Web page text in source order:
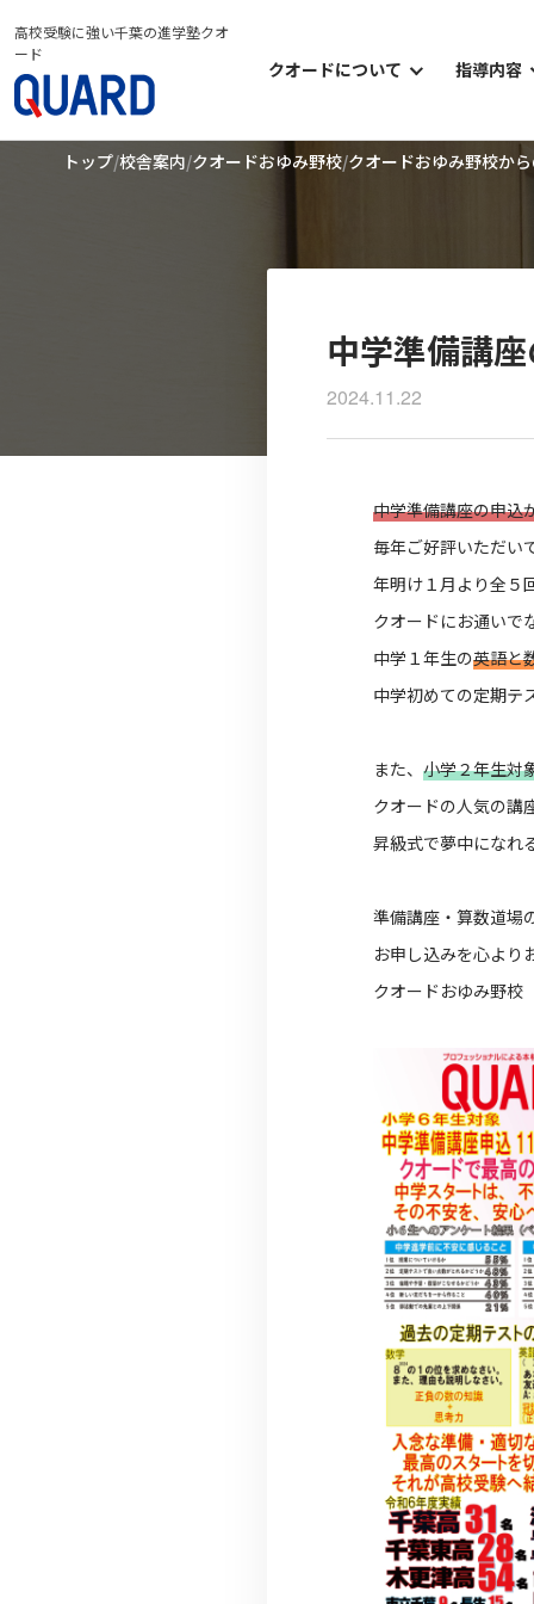
高校受験に強い千葉の進学塾クオ
ード
クオードについて
クオードについて
指導内容
小学部
トップ 校舎案内 クオードおゆみ野校 クオードおゆみ野校か
中学準備講
2024.11.22
中学準備講座の申込
毎年ご好評いただい
年明け１月より全５
クオードにお通いで
中学１年生の英語と
中学初めての定期テ
また、 小学２年生対
クオードの人気の講
昇級式で夢中になれ
準備講座・算数道場
お申し込みを心より
クオードおゆみ野